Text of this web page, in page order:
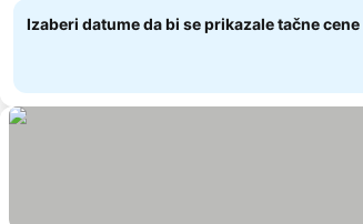
Izaberi datume da bi se prikazale tačne cene